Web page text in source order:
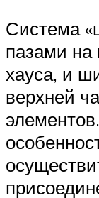
Система
пазами на
хауса, и
верхней